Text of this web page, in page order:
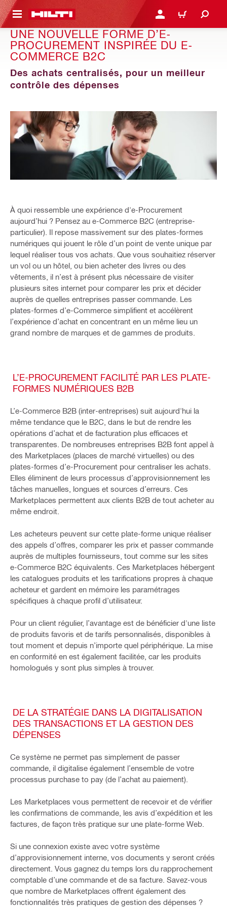
CONTENT CONNEXION OU
PANIER
UNE NOUVELLE FORME D’E-
PROCUREMENT INSPIRÉE DU E-
COMMERCE B2C
Des achats centralisés, pour un meilleur
contrôle des dépenses
À quoi ressemble une expérience d'e-Procurement
aujourd’hui ? Pensez au e-Commerce B2C (entreprise-
particulier). Il repose massivement sur des plates-formes
numériques qui jouent le rôle d’un point de vente unique par
lequel réaliser tous vos achats. Que vous souhaitiez réserver
un vol ou un hôtel, ou bien acheter des livres ou des
vêtements, il n’est à présent plus nécessaire de visiter
plusieurs sites internet pour comparer les prix et décider
auprès de quelles entreprises passer commande. Les
plates-formes d’e-Commerce simplifient et accélèrent
l’expérience d’achat en concentrant en un même lieu un
grand nombre de marques et de gammes de produits.
L’E-PROCUREMENT FACILITÉ PAR LES PLATE-
FORMES NUMÉRIQUES B2B
L’e-Commerce B2B (inter-entreprises) suit aujourd'hui la
même tendance que le B2C, dans le but de rendre les
opérations d’achat et de facturation plus efficaces et
transparentes. De nombreuses entreprises B2B font appel à
des Marketplaces (places de marché virtuelles) ou des
plates-formes d’e-Procurement pour centraliser les achats.
Elles éliminent de leurs processus d’approvisionnement les
tâches manuelles, longues et sources d’erreurs. Ces
Marketplaces permettent aux clients B2B de tout acheter au
même endroit.
Les acheteurs peuvent sur cette plate-forme unique réaliser
des appels d’offres, comparer les prix et passer commande
auprès de multiples fournisseurs, tout comme sur les sites
e-Commerce B2C équivalents. Ces Marketplaces hébergent
les catalogues produits et les tarifications propres à chaque
acheteur et gardent en mémoire les paramétrages
spécifiques à chaque profil d’utilisateur.
Pour un client régulier, l’avantage est de bénéficier d'une liste
de produits favoris et de tarifs personnalisés, disponibles à
tout moment et depuis n’importe quel périphérique. La mise
en conformité en est également facilitée, car les produits
homologués y sont plus simples à trouver.
DE LA STRATÉGIE DANS LA DIGITALISATION
DES TRANSACTIONS ET LA GESTION DES
DÉPENSES
Ce système ne permet pas simplement de passer
commande, il digitalise également l’ensemble de votre
processus purchase to pay (de l’achat au paiement).
Les Marketplaces vous permettent de recevoir et de vérifier
les confirmations de commande, les avis d’expédition et les
factures, de façon très pratique sur une plate-forme Web.
Si une connexion existe avec votre système
d’approvisionnement interne, vos documents y seront créés
directement. Vous gagnez du temps lors du rapprochement
comptable d’une commande et de sa facture. Savez-vous
que nombre de Marketplaces offrent également des
fonctionnalités très pratiques de gestion des dépenses ?